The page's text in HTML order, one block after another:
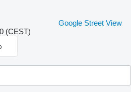
Google Street View
(CEST)